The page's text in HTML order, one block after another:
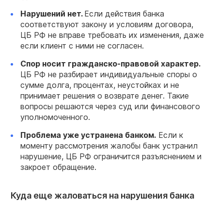
Нарушений нет. Если действия банка
соответствуют закону и условиям договора,
ЦБ РФ не вправе требовать их изменения, даже
если клиент с ними не согласен.
Спор носит гражданско-правовой характер.
ЦБ РФ не разбирает индивидуальные споры о
сумме долга, процентах, неустойках и не
принимает решения о возврате денег. Такие
вопросы решаются через суд или финансового
уполномоченного.
Проблема уже устранена банком. Если к
моменту рассмотрения жалобы банк устранил
нарушение, ЦБ РФ ограничится разъяснением и
закроет обращение.
Куда еще жаловаться на нарушения банка